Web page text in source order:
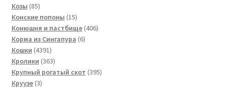
Козы 8585
товаров
Конские попоны 1515
товаров
Конюшня и пастбище 406406
Корма из Сингапура 66
Кошки 43914391
товар
Кролики 363363
товара
Крупный рогатый скот 395395
Круузе 33